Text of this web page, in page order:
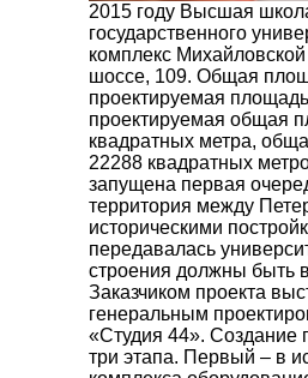
2015 году Высшая
государственного
комплекс
шоссе, 109. Общая
проектируемая
проектируемая общая
квадратных метра,
22288 квадратных
запущена первая
территория между
историческими
передавалась
строения должны быть
Заказчиком проекта
генеральным
«Студия 44». Создание
три этапа. Первый – в